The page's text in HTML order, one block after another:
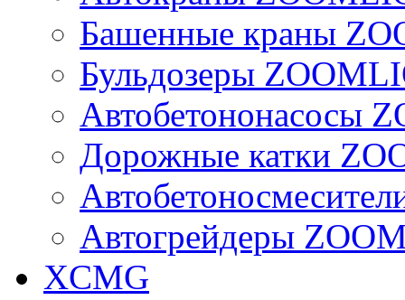
Башенные краны
Бульдозеры
Автобетононасосы
Дорожные катки
Автогрейдеры
XCMG